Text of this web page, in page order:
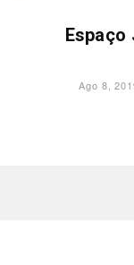
Espaço
Ago 8,